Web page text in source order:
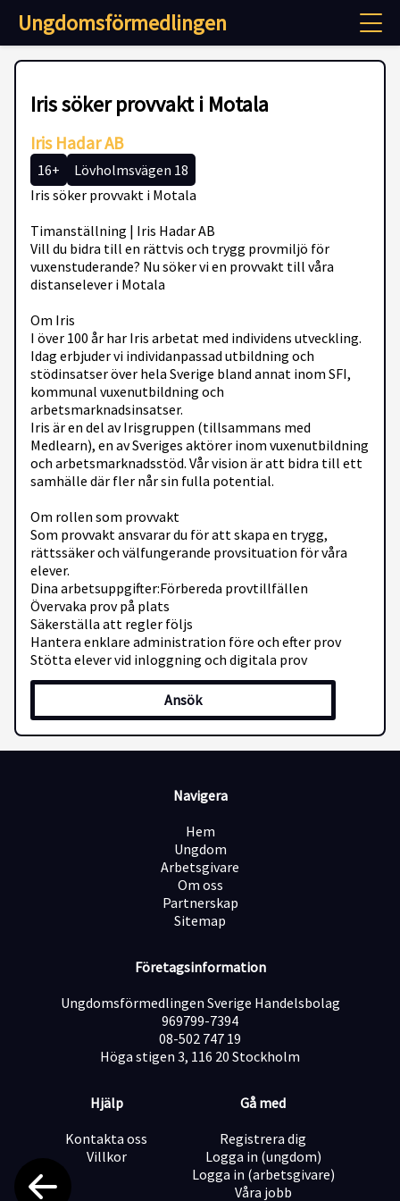
Ungdomsförmedlingen
Iris söker provvakt i Motala
Iris Hadar AB
16+
Lövholmsvägen 18
Iris söker provvakt i Motala
Timanställning | Iris Hadar AB
Vill du bidra till en rättvis och trygg provmiljö för
vuxenstuderande? Nu söker vi en provvakt till våra
distanselever i Motala
Om Iris
I över 100 år har Iris arbetat med individens utveckling.
Idag erbjuder vi individanpassad utbildning och
stödinsatser över hela Sverige bland annat inom SFI,
kommunal vuxenutbildning och
arbetsmarknadsinsatser.
Iris är en del av Irisgruppen (tillsammans med
Medlearn), en av Sveriges aktörer inom vuxenutbildning
och arbetsmarknadsstöd. Vår vision är att bidra till ett
samhälle där fler når sin fulla potential.
Om rollen som provvakt
Som provvakt ansvarar du för att skapa en trygg,
rättssäker och välfungerande provsituation för våra
elever.
Dina arbetsuppgifter:Förbereda provtillfällen
Övervaka prov på plats
Säkerställa att regler följs
Hantera enklare administration före och efter prov
Stötta elever vid inloggning och digitala prov
Du samarbetar med vår provsamordnare och våra
rektorer.
Har hög integritet och ett rättvist förhållningssätt
Är lugn, strukturerad och har tålamod
Trivs med självständigt arbete
Du är också bekväm med att arbeta digitalt då många
prov genomförs på dator.
Meriterande:Erfarenhet av liknande arbete
Vana vid digitala provsystem
ÖvrigtTimanställning (vid behov)
Ansök
Navigera
Hem
Ungdom
Arbetsgivare
Om oss
Partnerskap
Sitemap
Företagsinformation
Ungdomsförmedlingen Sverige Handelsbolag
969799-7394
08-502 747 19
Höga stigen 3, 116 20 Stockholm
Hjälp
Kontakta oss
Villkor
Gå med
Registrera dig
Logga in (ungdom)
Logga in (arbetsgivare)
Våra jobb